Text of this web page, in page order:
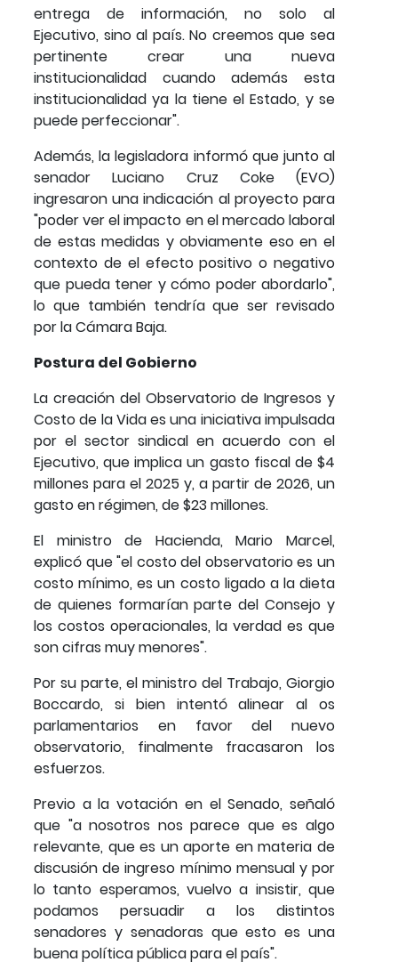
entrega de información, no solo al
Ejecutivo, sino al país. No creemos que sea
pertinente crear una nueva
institucionalidad cuando además esta
institucionalidad ya la tiene el Estado, y se
puede perfeccionar".
Además, la legisladora informó que junto al
senador Luciano Cruz Coke (EVO)
ingresaron una indicación al proyecto para
"poder ver el impacto en el mercado laboral
de estas medidas y obviamente eso en el
contexto de el efecto positivo o negativo
que pueda tener y cómo poder abordarlo",
lo que también tendría que ser revisado
por la Cámara Baja.
Postura del Gobierno
La creación del Observatorio de Ingresos y
Costo de la Vida es una iniciativa impulsada
por el sector sindical en acuerdo con el
Ejecutivo, que implica un gasto fiscal de $4
millones para el 2025 y, a partir de 2026, un
gasto en régimen, de $23 millones.
El ministro de Hacienda, Mario Marcel,
explicó que "el costo del observatorio es un
costo mínimo, es un costo ligado a la dieta
de quienes formarían parte del Consejo y
los costos operacionales, la verdad es que
son cifras muy menores".
Por su parte, el ministro del Trabajo, Giorgio
Boccardo, si bien intentó alinear al os
parlamentarios en favor del nuevo
observatorio, finalmente fracasaron los
esfuerzos.
Previo a la votación en el Senado, señaló
que "a nosotros nos parece que es algo
relevante, que es un aporte en materia de
discusión de ingreso mínimo mensual y por
lo tanto esperamos, vuelvo a insistir, que
podamos persuadir a los distintos
senadores y senadoras que esto es una
buena política pública para el país".